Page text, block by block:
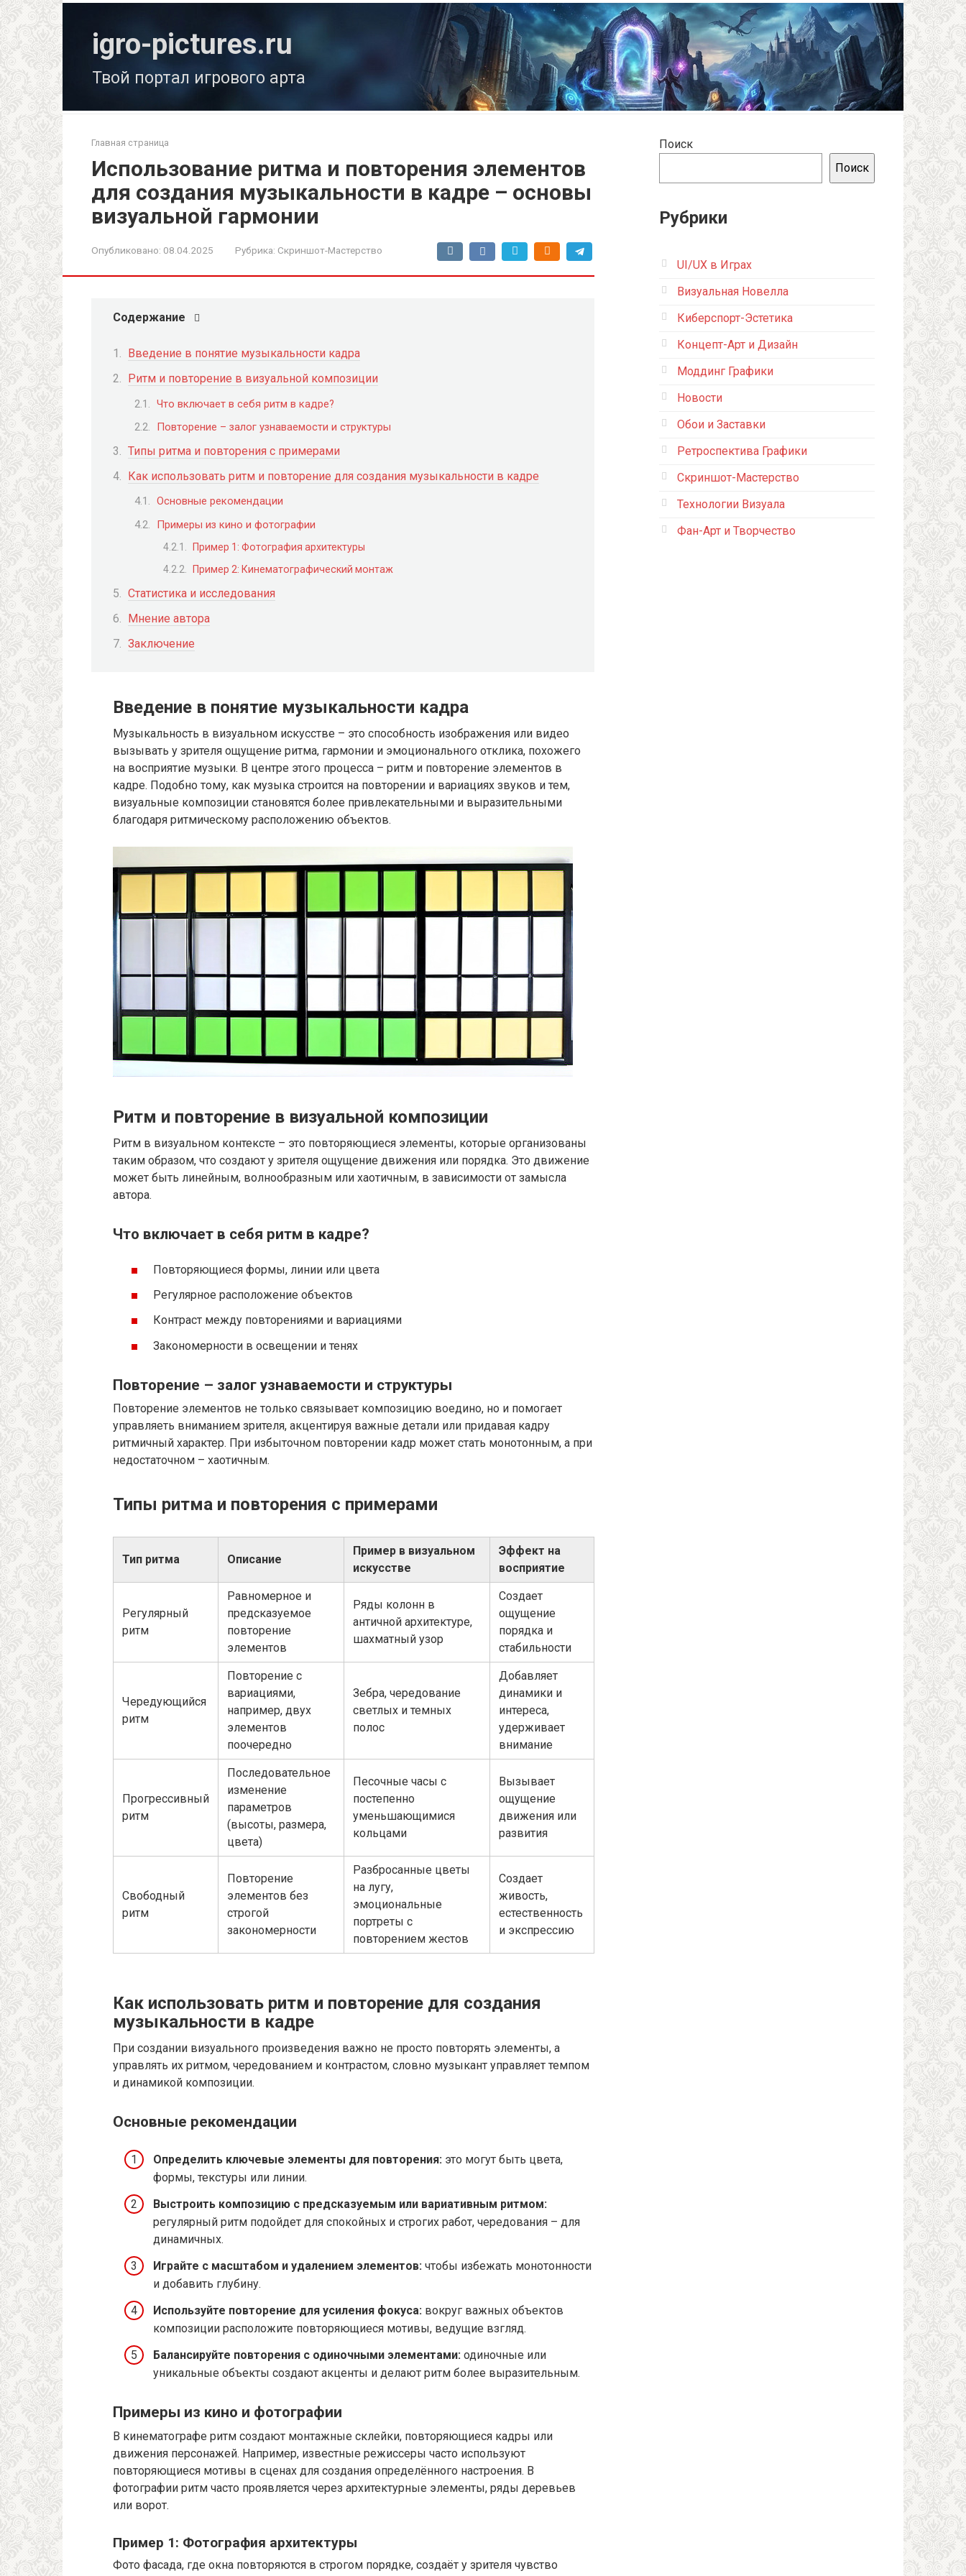
igro-pictures.ru
Твой портал игрового арта
Главная страница
Использование ритма и повторения элементов
для создания музыкальности в кадре – основы
визуальной гармонии
Опубликовано: 08.04.2025 Рубрика: Скриншот-Мастерство
Содержание
Введение в понятие музыкальности кадра
Ритм и повторение в визуальной композиции
Что включает в себя ритм в кадре?
Повторение – залог узнаваемости и структуры
Типы ритма и повторения с примерами
Как использовать ритм и повторение для создания музыкальности в кадре
Основные рекомендации
Примеры из кино и фотографии
Пример 1: Фотография архитектуры
Пример 2: Кинематографический монтаж
Статистика и исследования
Мнение автора
Заключение
Введение в понятие музыкальности кадра
Музыкальность в визуальном искусстве – это способность изображения или видео
вызывать у зрителя ощущение ритма, гармонии и эмоционального отклика, похожего
на восприятие музыки. В центре этого процесса – ритм и повторение элементов в
кадре. Подобно тому, как музыка строится на повторении и вариациях звуков и тем,
визуальные композиции становятся более привлекательными и выразительными
благодаря ритмическому расположению объектов.
Ритм и повторение в визуальной композиции
Ритм в визуальном контексте – это повторяющиеся элементы, которые организованы
таким образом, что создают у зрителя ощущение движения или порядка. Это движение
может быть линейным, волнообразным или хаотичным, в зависимости от замысла
автора.
Что включает в себя ритм в кадре?
Повторяющиеся формы, линии или цвета
Регулярное расположение объектов
Контраст между повторениями и вариациями
Закономерности в освещении и тенях
Повторение – залог узнаваемости и структуры
Повторение элементов не только связывает композицию воедино, но и помогает
управляеть вниманием зрителя, акцентируя важные детали или придавая кадру
ритмичный характер. При избыточном повторении кадр может стать монотонным, а при
недостаточном – хаотичным.
Типы ритма и повторения с примерами
Тип ритма Описание
Пример в визуальном
искусстве
Эффект на
восприятие
Регулярный
ритм
Равномерное и
предсказуемое
повторение
элементов
Ряды колонн в
античной архитектуре,
шахматный узор
Создает
ощущение
порядка и
стабильности
Чередующийся
ритм
Повторение с
вариациями,
например, двух
элементов
поочередно
Зебра, чередование
светлых и темных
полос
Добавляет
динамики и
интереса,
удерживает
внимание
Прогрессивный
ритм
Последовательное
изменение
параметров
(высоты, размера,
цвета)
Песочные часы с
постепенно
уменьшающимися
кольцами
Вызывает
ощущение
движения или
развития
Свободный
ритм
Повторение
элементов без
строгой
закономерности
Разбросанные цветы
на лугу,
эмоциональные
портреты с
повторением жестов
Создает
живость,
естественность
и экспрессию
Как использовать ритм и повторение для создания
музыкальности в кадре
При создании визуального произведения важно не просто повторять элементы, а
управлять их ритмом, чередованием и контрастом, словно музыкант управляет темпом
и динамикой композиции.
Основные рекомендации
Определить ключевые элементы для повторения: это могут быть цвета,
формы, текстуры или линии.
Выстроить композицию с предсказуемым или вариативным ритмом:
регулярный ритм подойдет для спокойных и строгих работ, чередования – для
динамичных.
Играйте с масштабом и удалением элементов: чтобы избежать монотонности
и добавить глубину.
Используйте повторение для усиления фокуса: вокруг важных объектов
композиции расположите повторяющиеся мотивы, ведущие взгляд.
Балансируйте повторения с одиночными элементами: одиночные или
уникальные объекты создают акценты и делают ритм более выразительным.
Примеры из кино и фотографии
В кинематографе ритм создают монтажные склейки, повторяющиеся кадры или
движения персонажей. Например, известные режиссеры часто используют
повторяющиеся мотивы в сценах для создания определённого настроения. В
фотографии ритм часто проявляется через архитектурные элементы, ряды деревьев
или ворот.
Пример 1: Фотография архитектуры
Фото фасада, где окна повторяются в строгом порядке, создаёт у зрителя чувство
Поиск
Поиск
Рубрики
UI/UX в Играх
Визуальная Новелла
Киберспорт-Эстетика
Концепт-Арт и Дизайн
Моддинг Графики
Новости
Обои и Заставки
Ретроспектива Графики
Скриншот-Мастерство
Технологии Визуала
Фан-Арт и Творчество